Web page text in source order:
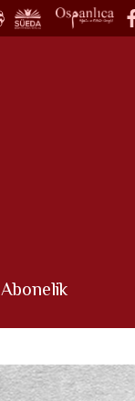
Abonelik